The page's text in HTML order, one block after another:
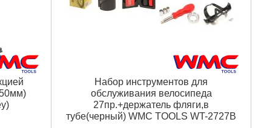
Набор инструментов для
обслуживания велосипеда
27пр.+держатель фляги,в
тубе(черный) WMC TOOLS WT-2727B